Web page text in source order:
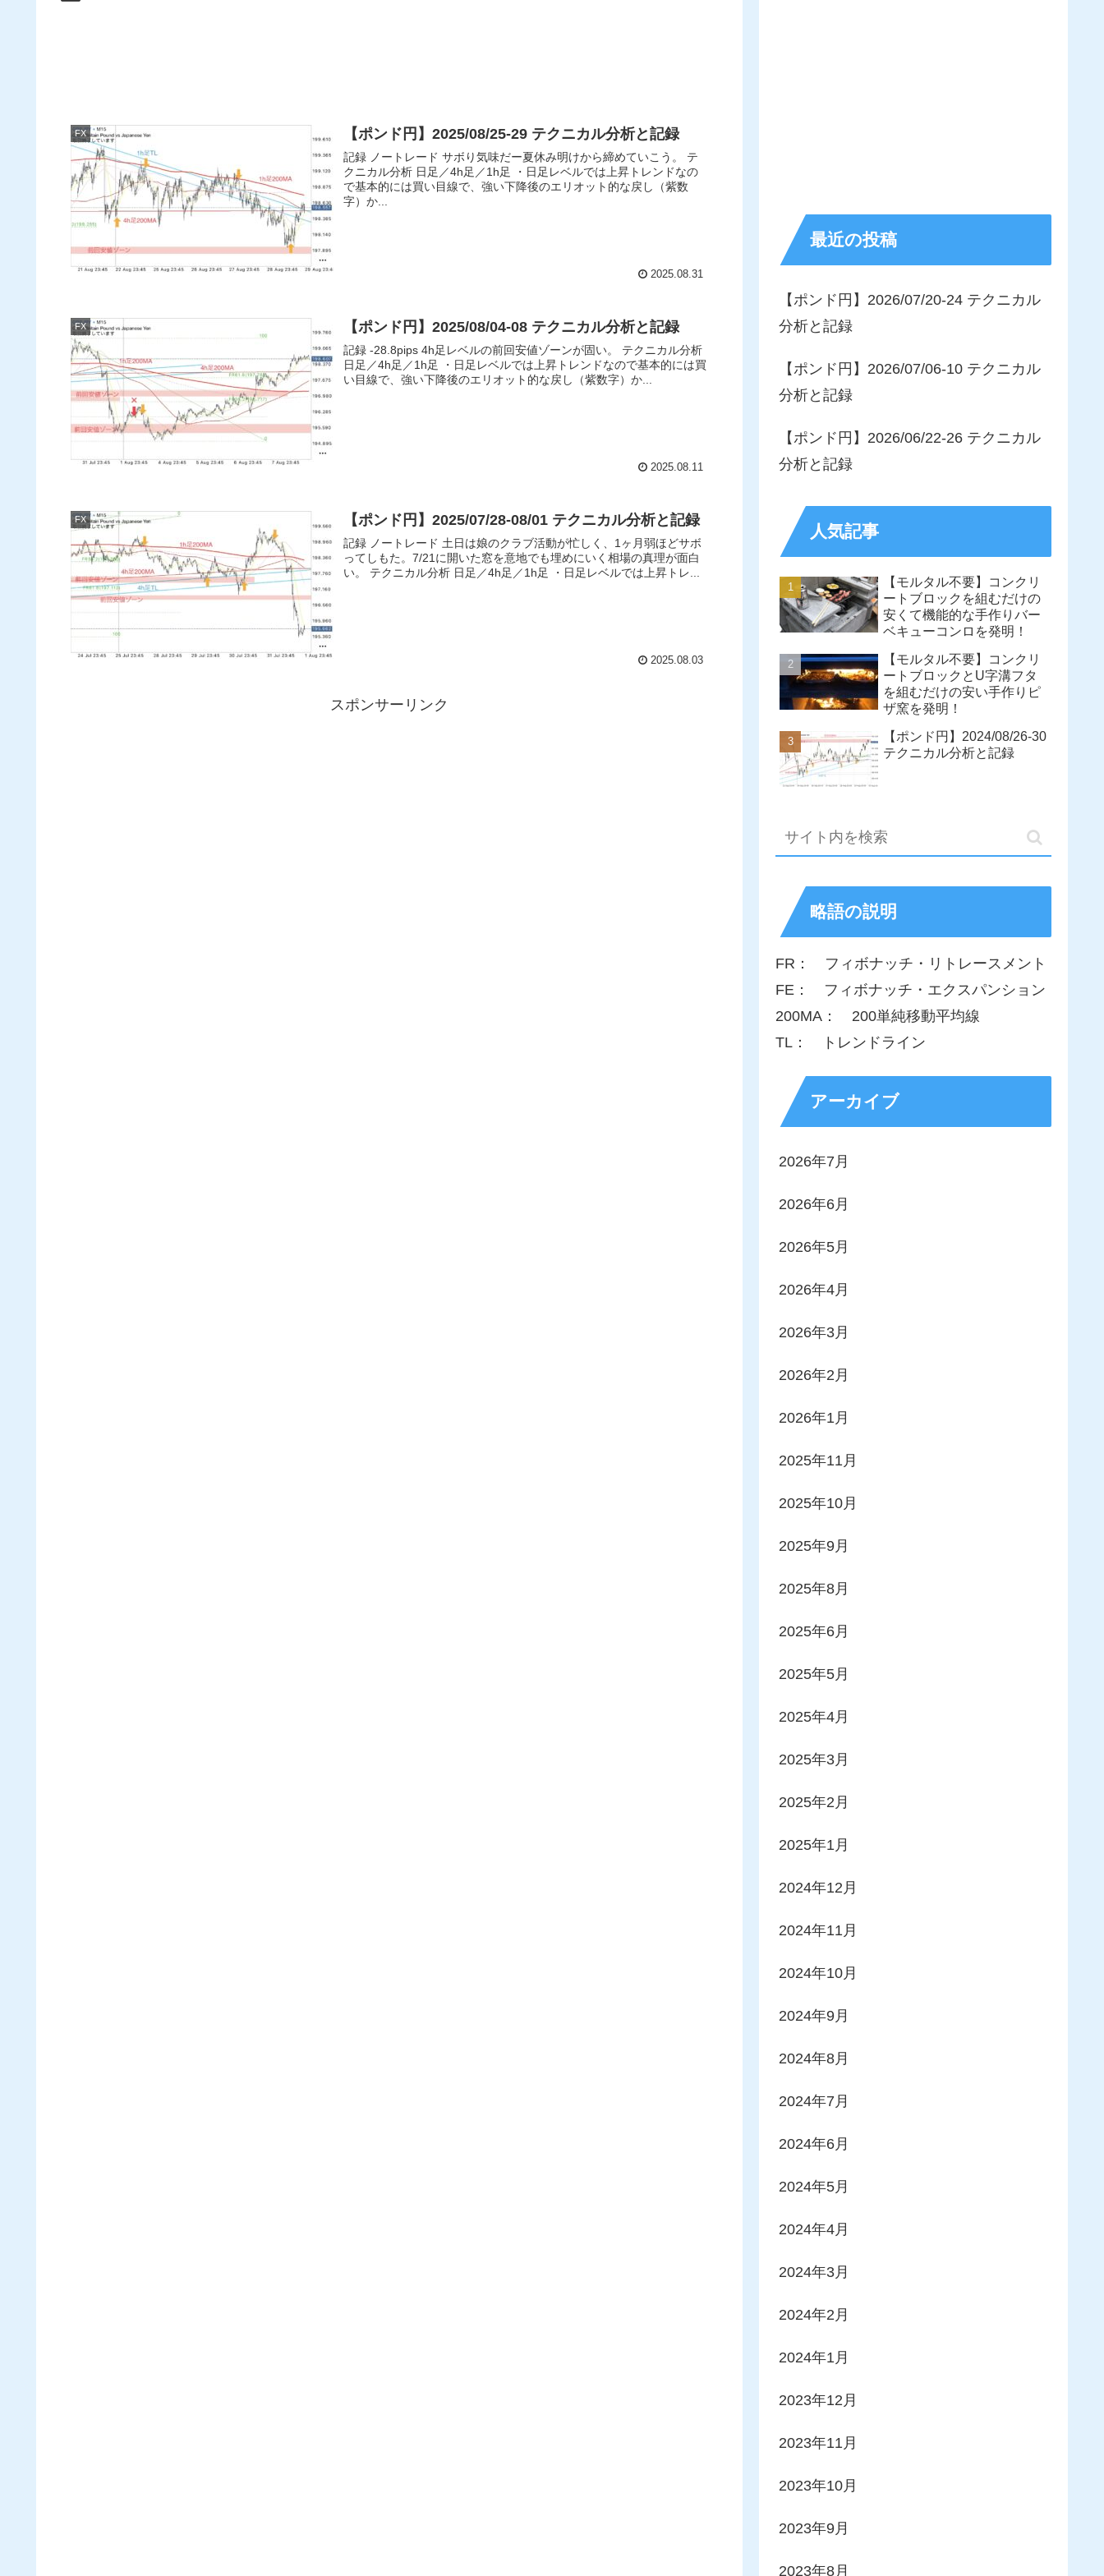
FX 【ポンド円】2025/08/25-29 テクニカル分析と記録
記録 ノートレード サボり気味だー夏休み明けから締めていこう。 テ
クニカル分析 日足／4h足／1h足 ・日足レベルでは上昇トレンドなの
で基本的には買い目線で、強い下降後のエリオット的な戻し（紫数
字）か...
2025.08.31
FX 【ポンド円】2025/08/04-08 テクニカル分析と記録
記録 -28.8pips 4h足レベルの前回安値ゾーンが固い。 テクニカル分析
日足／4h足／1h足 ・日足レベルでは上昇トレンドなので基本的には買
い目線で、強い下降後のエリオット的な戻し（紫数字）か...
2025.08.11
FX 【ポンド円】2025/07/28-08/01 テクニカル分析と記録
記録 ノートレード 土日は娘のクラブ活動が忙しく、1ヶ月弱ほどサボ
ってしもた。7/21に開いた窓を意地でも埋めにいく相場の真理が面白
い。 テクニカル分析 日足／4h足／1h足 ・日足レベルでは上昇トレ...
2025.08.03
スポンサーリンク
最近の投稿
【ポンド円】2026/07/20-24 テクニカル
分析と記録
【ポンド円】2026/07/06-10 テクニカル
分析と記録
【ポンド円】2026/06/22-26 テクニカル
分析と記録
人気記事
【モルタル不要】コンクリ
ートブロックを組むだけの
安くて機能的な手作りバー
ベキューコンロを発明！
【モルタル不要】コンクリ
ートブロックとU字溝フタ
を組むだけの安い手作りピ
ザ窯を発明！
【ポンド円】2024/08/26-30
テクニカル分析と記録
略語の説明
FR： フィボナッチ・リトレースメント
FE： フィボナッチ・エクスパンション
200MA： 200単純移動平均線
TL： トレンドライン
アーカイブ
2026年7月
2026年6月
2026年5月
2026年4月
2026年3月
2026年2月
2026年1月
2025年11月
2025年10月
2025年9月
2025年8月
2025年6月
2025年5月
2025年4月
2025年3月
2025年2月
2025年1月
2024年12月
2024年11月
2024年10月
2024年9月
2024年8月
2024年7月
2024年6月
2024年5月
2024年4月
2024年3月
2024年2月
2024年1月
2023年12月
2023年11月
2023年10月
2023年9月
2023年8月